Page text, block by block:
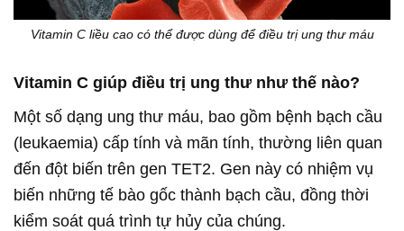
Vitamin C liều cao có thể được dùng để điều trị ung thư máu
Vitamin C giúp điều trị ung thư như thế nào?
Một số dạng ung thư máu, bao gồm bệnh bạch cầu
(leukaemia) cấp tính và mãn tính, thường liên quan
đến đột biến trên gen TET2. Gen này có nhiệm vụ
biến những tế bào gốc thành bạch cầu, đồng thời
kiểm soát quá trình tự hủy của chúng.